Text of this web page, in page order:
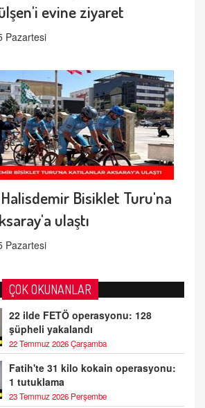
evine ziyaret
Pazartesi
Bisiklet Turu'na
ulaştı
Pazartesi
ÇOK OKUNANLAR
22 ilde FETÖ operasyonu: 128
şüpheli yakalandı
22 Temmuz 2026 Çarşamba
Fatih'te 31 kilo kokain operasyonu:
1 tutuklama
23 Temmuz 2026 Perşembe